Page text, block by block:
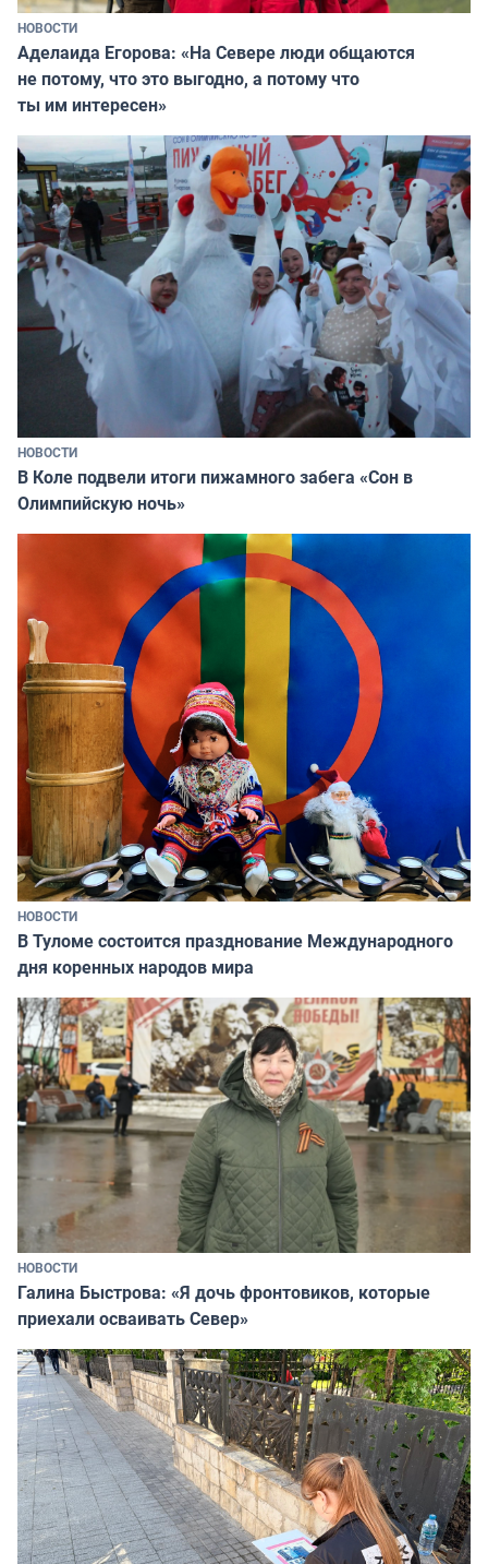
НОВОСТИ
Аделаида Егорова: «На Севере люди общаются
не потому, что это выгодно, а потому что
ты им интересен»
НОВОСТИ
В Коле подвели итоги пижамного забега «Сон в
Олимпийскую ночь»
НОВОСТИ
В Туломе состоится празднование Международного
дня коренных народов мира
НОВОСТИ
Галина Быстрова: «Я дочь фронтовиков, которые
приехали осваивать Север»